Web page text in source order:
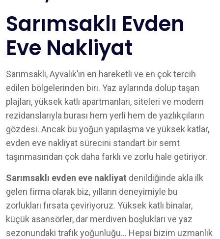
Sarımsaklı Evden
Eve Nakliyat
Sarımsaklı, Ayvalık’ın en hareketli ve en çok tercih
edilen bölgelerinden biri. Yaz aylarında dolup taşan
plajları, yüksek katlı apartmanları, siteleri ve modern
rezidanslarıyla burası hem yerli hem de yazlıkçıların
gözdesi. Ancak bu yoğun yapılaşma ve yüksek katlar,
evden eve nakliyat sürecini standart bir semt
taşınmasından çok daha farklı ve zorlu hale getiriyor.
Sarımsaklı evden eve nakliyat denildiğinde akla ilk
gelen firma olarak biz, yılların deneyimiyle bu
zorlukları fırsata çeviriyoruz. Yüksek katlı binalar,
küçük asansörler, dar merdiven boşlukları ve yaz
sezonundaki trafik yoğunluğu… Hepsi bizim uzmanlık